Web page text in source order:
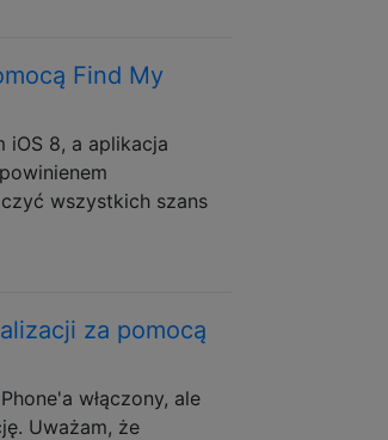
Find My
iOS 8, a aplikacja
wszystkich szans
za pomocą
włączony, ale
Uważam, że